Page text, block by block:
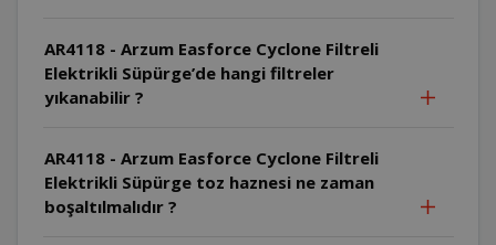
AR4118 - Arzum Easforce Cyclone Filtreli
Elektrikli Süpürge’de hangi filtreler
yıkanabilir ?
AR4118 - Arzum Easforce Cyclone Filtreli
Elektrikli Süpürge toz haznesi ne zaman
boşaltılmalıdır ?